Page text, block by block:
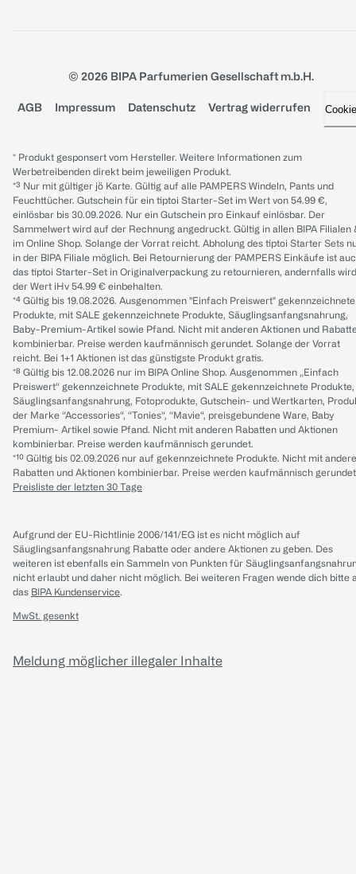
© 2026 BIPA Parfumerien Gesellschaft m.b.H.
AGB Impressum Datenschutz Vertrag widerrufen
* Produkt gesponsert vom Hersteller. Weitere Informationen zum
Werbetreibenden direkt beim jeweiligen Produkt.
*³ Nur mit gültiger jö Karte. Gültig auf alle PAMPERS Windeln, Pants und
Feuchttücher. Gutschein für ein tiptoi Starter-Set im Wert von 54.99 €,
einlösbar bis 30.09.2026. Nur ein Gutschein pro Einkauf einlösbar. Der
Sammelwert wird auf der Rechnung angedruckt. Gültig in allen BIPA Filialen
im Online Shop. Solange der Vorrat reicht. Abholung des tiptoi Starter Sets
in der BIPA Filiale möglich. Bei Retournierung der PAMPERS Einkäufe ist
das tiptoi Starter-Set in Originalverpackung zu retournieren, andernfalls wird
der Wert iHv 54.99 € einbehalten.
*⁴ Gültig bis 19.08.2026. Ausgenommen "Einfach Preiswert" gekennzeichnete
Produkte, mit SALE gekennzeichnete Produkte, Säuglingsanfangsnahrung,
Baby-Premium-Artikel sowie Pfand. Nicht mit anderen Aktionen und
kombinierbar. Preise werden kaufmännisch gerundet. Solange der Vorrat
reicht. Bei 1+1 Aktionen ist das günstigste Produkt gratis.
*⁸ Gültig bis 12.08.2026 nur im BIPA Online Shop. Ausgenommen „Einfach
Preiswert“ gekennzeichnete Produkte, mit SALE gekennzeichnete Produkte,
Säuglingsanfangsnahrung, Fotoprodukte, Gutschein- und Wertkarten,
der Marke “Accessories“, “Tonies“, “Mavie“, preisgebundene Ware, Baby
Premium- Artikel sowie Pfand. Nicht mit anderen Rabatten und Aktionen
kombinierbar. Preise werden kaufmännisch gerundet.
*¹⁰ Gültig bis 02.09.2026 nur auf gekennzeichnete Produkte. Nicht mit
Rabatten und Aktionen kombinierbar. Preise werden kaufmännisch
Preisliste der letzten 30 Tage
Aufgrund der EU-Richtlinie 2006/141/EG ist es nicht möglich auf
Säuglingsanfangsnahrung Rabatte oder andere Aktionen zu geben. Des
weiteren ist ebenfalls ein Sammeln von Punkten für
nicht erlaubt und daher nicht möglich. Bei weiteren Fragen wende dich bitte
das BIPA Kundenservice.
MwSt. gesenkt
Meldung möglicher illegaler Inhalte